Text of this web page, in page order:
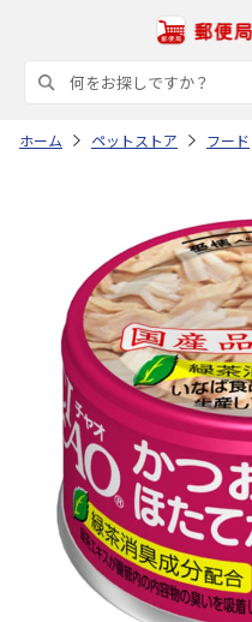
ホーム ペットストア フード